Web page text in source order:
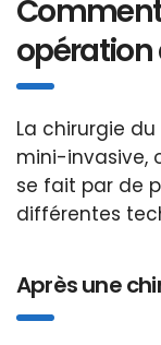
opération
La chirurgie
mini-invasive,
se fait par de
différentes
Après une